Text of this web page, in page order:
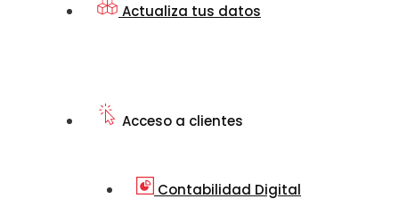
Actualiza tus datos
Acceso a clientes
Contabilidad Digital